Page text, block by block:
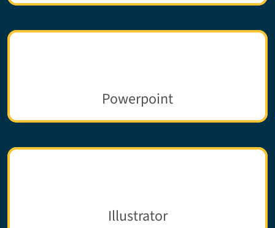
Powerpoint
Illustrator